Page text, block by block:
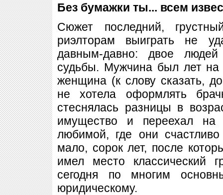
Без бумажки ты... всем
Сюжет последний,
риэлторам выиграть не
давным-давно: двое
судьбы. Мужчина был лет на
женщина (к слову сказать,
не хотела оформлять
стеснялась разницы в
имущество и переехал на
любимой, где они
мало, сорок лет, после
имел место классический
сегодня по многим
юридическому.